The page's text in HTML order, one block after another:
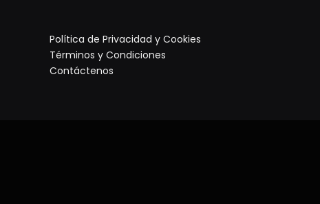
Política de Privacidad y Cookies
Términos y Condiciones
Contáctenos